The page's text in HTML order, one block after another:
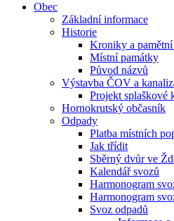
Obec
Základní informace
Historie
Kroniky a
Místní památky
Původ názvů
Výstavba ČOV a
Projekt splaškové
Hornokrutský občasník
Odpady
Platba místních
Jak třídit
Sběrný dvůr ve
Kalendář svozů
Harmonogram
Harmonogram
Svoz odpadů